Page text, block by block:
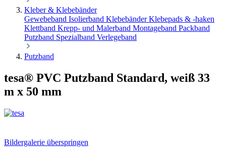
Kleber & Klebebänder
Gewebeband Isolierband KlebebänderKlebepads & -haken
Klettband Krepp- und Malerband Montageband Packband
Putzband Spezialband Verlegeband
Putzband
tesa® PVC Putzband Standard, weiß 33
m x 50 mm
Bildergalerie überspringen